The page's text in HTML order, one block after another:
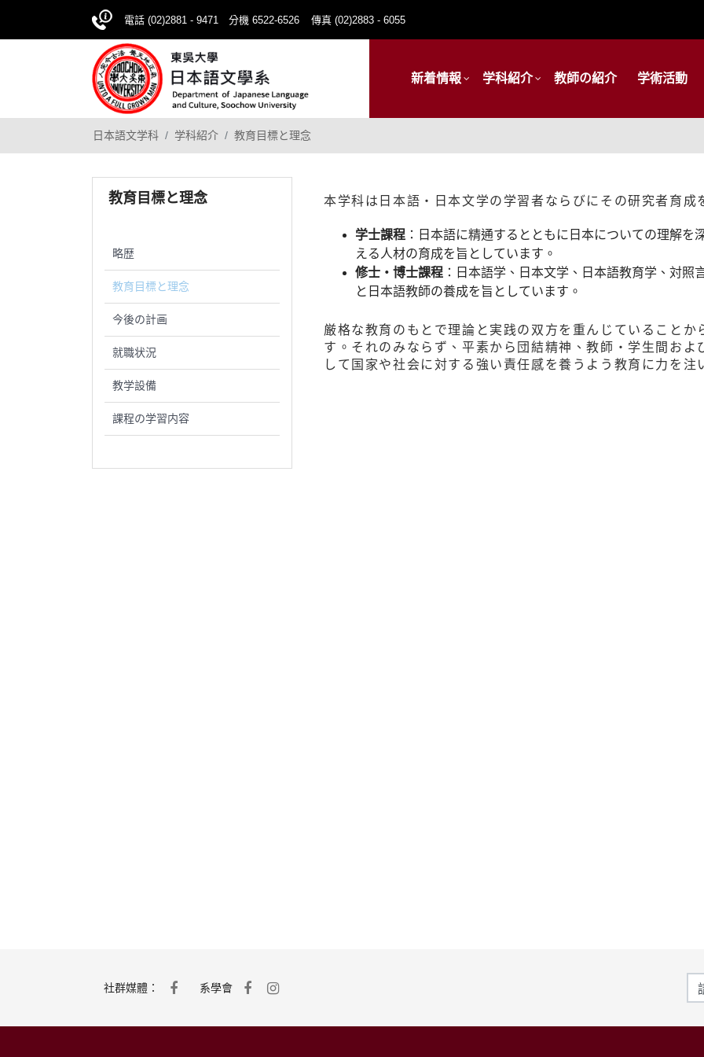
電話 (02)2881 - 9471 分機 6522-6526 傳真 (02)2883 - 6055
新着情報 学科紹介 教師の紹介 学術活動
日本語文学科 学科紹介 教育目標と理念
教育目標と理念
略歴
教育目標と理念
今後の計画
就職状況
教学設備
課程の学習内容
本学科は日本語・日本文学の学習者ならびにその研究者育成
学士課程 ：日本語に精通するとともに日本についての理解
える人材の育成を旨としています。
修士・博士課程 ：日本語学、日本文学、日本語教育学、対
と日本語教師の養成を旨としています。
厳格な教育のもとで理論と実践の双方を重んじていることか
す。それのみならず、平素から団結精神、教師・学生間およ
して国家や社会に対する強い責任感を養うよう教育に力を注
社群媒體： 系學會